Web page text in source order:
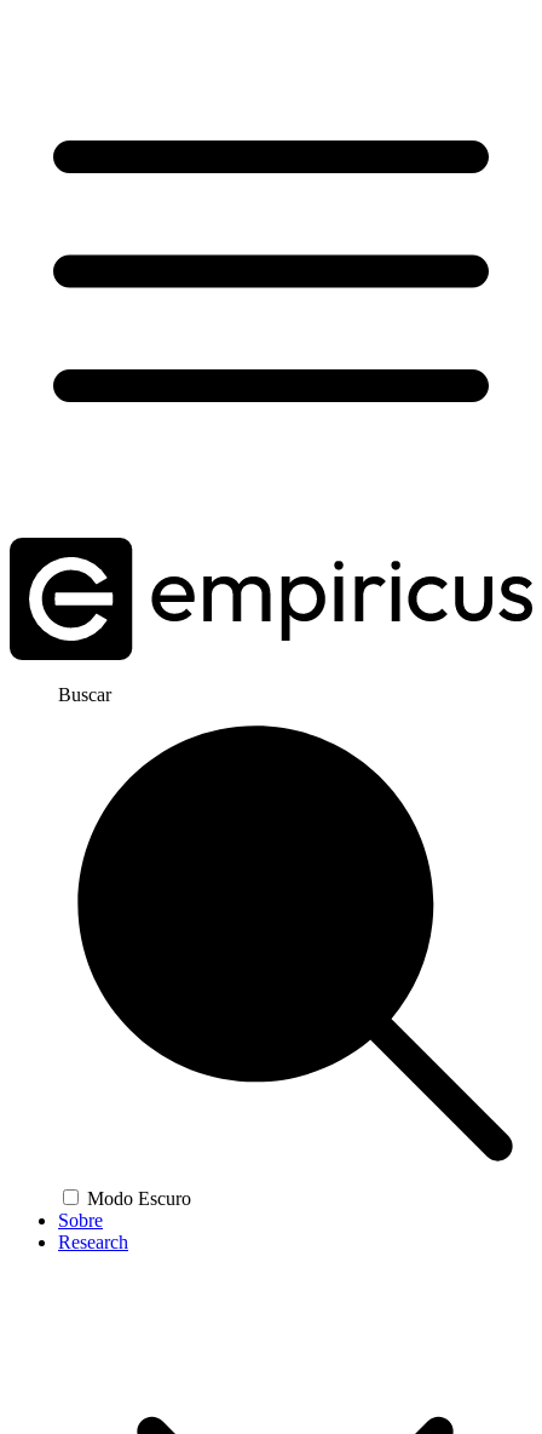
Buscar
Modo Escuro
Sobre
Research